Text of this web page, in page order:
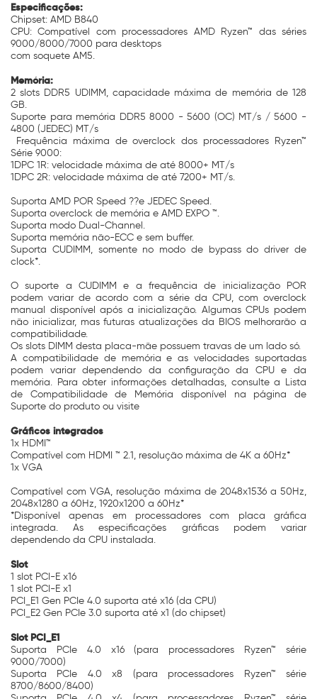
Especificações:
Chipset: AMD B840
CPU: Compatível com processadores AMD Ryzen™ das séries
9000/8000/7000 para desktops
com soquete AM5.
Memória:
2 slots DDR5 UDIMM, capacidade máxima de memória de 128
GB.
Suporte para memória DDR5 8000 - 5600 (OC) MT/s / 5600 -
4800 (JEDEC) MT/s
Frequência máxima de overclock dos processadores Ryzen™
Série 9000:
1DPC 1R: velocidade máxima de até 8000+ MT/s
1DPC 2R: velocidade máxima de até 7200+ MT/s.
Suporta AMD POR Speed ??e JEDEC Speed.
Suporta overclock de memória e AMD EXPO ™.
Suporta modo Dual-Channel.
Suporta memória não-ECC e sem buffer.
Suporta CUDIMM, somente no modo de bypass do driver de
clock*.
O suporte a CUDIMM e a frequência de inicialização POR
podem variar de acordo com a série da CPU, com overclock
manual disponível após a inicialização. Algumas CPUs podem
não inicializar, mas futuras atualizações da BIOS melhorarão a
compatibilidade.
Os slots DIMM desta placa-mãe possuem travas de um lado só.
A compatibilidade de memória e as velocidades suportadas
podem variar dependendo da configuração da CPU e da
memória. Para obter informações detalhadas, consulte a Lista
de Compatibilidade de Memória disponível na página de
Suporte do produto ou visite
Gráficos integrados
1x HDMI™
Compatível com HDMI ™ 2.1, resolução máxima de 4K a 60Hz*
1x VGA
Compatível com VGA, resolução máxima de 2048x1536 a 50Hz,
2048x1280 a 60Hz, 1920x1200 a 60Hz*
*Disponível apenas em processadores com placa gráfica
integrada. As especificações gráficas podem variar
dependendo da CPU instalada.
Slot
1 slot PCI-E x16
1 slot PCI-E x1
PCI_E1 Gen PCIe 4.0 suporta até x16 (da CPU)
PCI_E2 Gen PCIe 3.0 suporta até x1 (do chipset)
Slot PCI_E1
Suporta PCIe 4.0 x16 (para processadores Ryzen™ série
9000/7000)
Suporta PCIe 4.0 x8 (para processadores Ryzen™ série
8700/8600/8400)